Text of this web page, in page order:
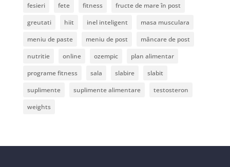
fesieri
fete fitness
fructe de mare în post
greutati
hiit inel inteligent
masa musculara
meniu de paste
meniu de post
mâncare de post
nutritie
online ozempic
plan alimentar
programe fitness
sala slabire
slabit
suplimente
suplimente alimentare
testosteron
weights